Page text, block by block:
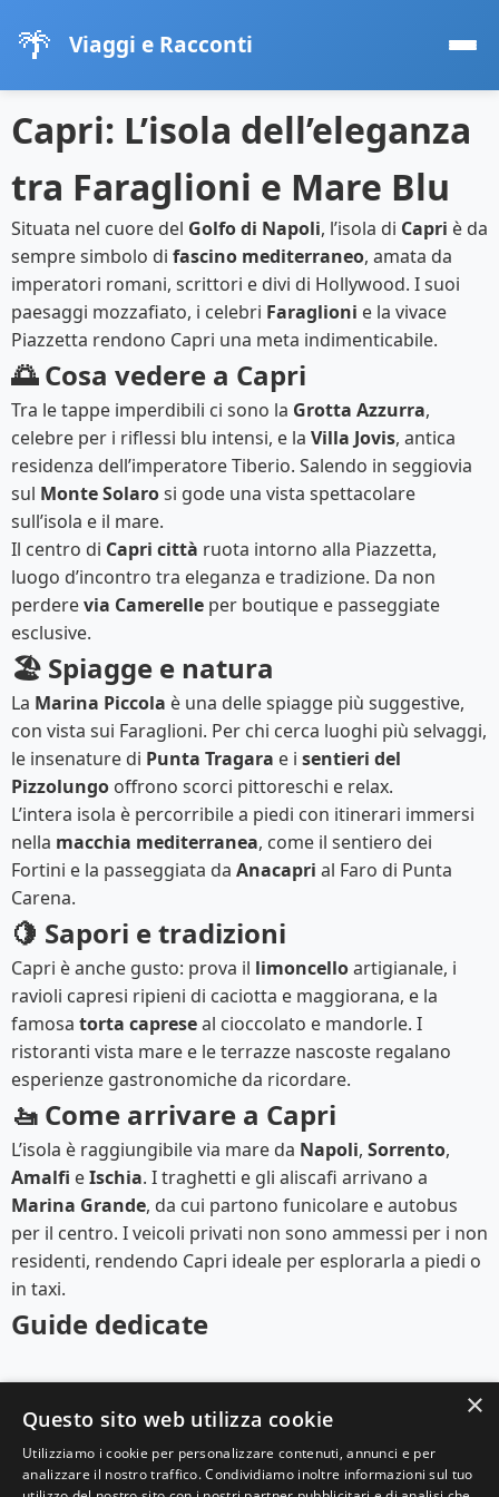
🌴 Viaggi e Racconti
Capri: L’isola dell’eleganza
tra Faraglioni e Mare Blu
Situata nel cuore del Golfo di Napoli, l’isola di Capri è da
sempre simbolo di fascino mediterraneo, amata da
imperatori romani, scrittori e divi di Hollywood. I suoi
paesaggi mozzafiato, i celebri Faraglioni e la vivace
Piazzetta rendono Capri una meta indimenticabile.
🌅 Cosa vedere a Capri
Tra le tappe imperdibili ci sono la Grotta Azzurra,
celebre per i riflessi blu intensi, e la Villa Jovis, antica
residenza dell’imperatore Tiberio. Salendo in seggiovia
sul Monte Solarosi gode una vista spettacolare
sull’isola e il mare.
Il centro di Capri città ruota intorno alla Piazzetta,
luogo d’incontro tra eleganza e tradizione. Da non
perderevia Camerelle per boutique e passeggiate
esclusive.
🏖️ Spiagge e natura
La Marina Piccola è una delle spiagge più suggestive,
con vista sui Faraglioni. Per chi cerca luoghi più selvaggi,
le insenature di Punta Tragara e i sentieri del
Pizzolungo offrono scorci pittoreschi e relax.
L’intera isola è percorribile a piedi con itinerari immersi
nella macchia mediterranea, come il sentiero dei
Fortini e la passeggiata da Anacapri al Faro di Punta
Carena.
🍋 Sapori e tradizioni
Capri è anche gusto: prova il limoncelloartigianale, i
ravioli capresi ripieni di caciotta e maggiorana, e la
famosa torta capreseal cioccolato e mandorle. I
ristoranti vista mare e le terrazze nascoste regalano
esperienze gastronomiche da ricordare.
🚤 Come arrivare a Capri
L’isola è raggiungibile via mare da Napoli, Sorrento,
Amalfi eIschia. I traghetti e gli aliscafi arrivano a
Marina Grande, da cui partono funicolare e autobus
per il centro. I veicoli privati non sono ammessi per i non
residenti, rendendo Capri ideale per esplorarla a piedi o
in taxi.
Guide dedicate
© 2025 Viaggi e Racconti. Tutti i diritti riservati.
×
Questo sito web utilizza cookie
Utilizziamo i cookie per personalizzare contenuti, annunci e per
analizzare il nostro traffico. Condividiamo inoltre informazioni sul tuo